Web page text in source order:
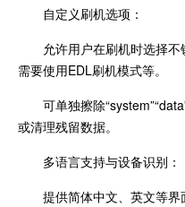
自定义刷机选项：
允许用户在刷机时选择
需要使用EDL刷机模式等。
可单独擦除
或清理残留数据。
多语言支持与设备识别：
提供简体中文、英文等